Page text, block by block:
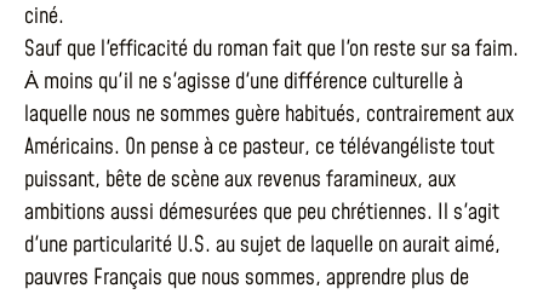
ciné.
Sauf que l'efficacité du roman fait que l'on reste sur sa faim.
Ȧ moins qu'il ne s'agisse d'une différence culturelle à
laquelle nous ne sommes guère habitués, contrairement aux
Américains. On pense à ce pasteur, ce télévangéliste tout
puissant, bête de scène aux revenus faramineux, aux
ambitions aussi démesurées que peu chrétiennes. Il s'agit
d'une particularité U.S. au sujet de laquelle on aurait aimé,
pauvres Français que nous sommes, apprendre plus de